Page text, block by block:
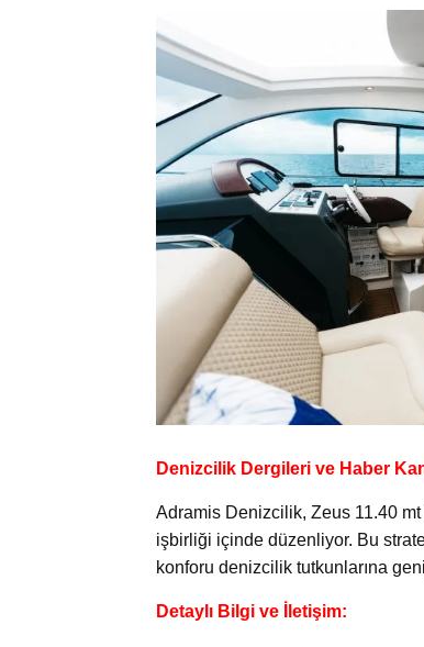
Denizcilik Dergileri ve Haber
Adramis Denizcilik, Zeus 11.40 mt
işbirliği içinde düzenliyor. Bu
konforu denizcilik tutkunlarına
Detaylı Bilgi ve İletişim: